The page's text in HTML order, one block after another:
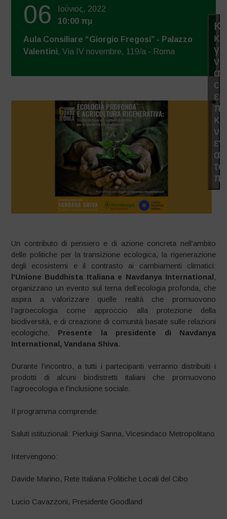
06
Ιούνιος, 2022
10:00 πμ
Aula Consiliare “Giorgio Fregosi” - Palazzo
Valentini, Via IV novembre, 119/a - Roma
να
να
το
Un contributo di pensiero e di azione concreta nell’ambito
delle politiche per la transizione ecologica, la rigenerazione
degli ecosistemi e il contrasto ai cambiamenti climatici:
l’Unione Buddhista Italiana e Navdanya International,
organizzano un evento sul tema dell’ecologia profonda, che
aspira a valorizzare quelle realtà che promuovono
l’agroecologia come approccio alla protezione della
biodiversità, e di creazione di comunità basate sulle relazioni
ecologiche. Presente la presidente di Navdanya
International, Vandana Shiva.
Durante l’incontro, a tutti i partecipanti verranno distribuiti i
prodotti di alcuni biodistretti italiani che promuovono
l’agroecologia e l’inclusione sociale.
Il programma comprende:
Saluti istituzionali: Pierluigi Sanna, Vicesindaco Metropolitano
Intervengono:
Davide Marino, Rete Italiana Politiche Locali del Cibo
Lucio Cavazzoni, Presidente Goodland